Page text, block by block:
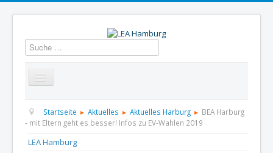
Suchen
Startseite Über uns Aktuelles Termine
Informationen
Startseite Aktuelles Aktuelles Harburg
BEA Harburg
- mit Eltern geht es besser! Infos zu EV-Wahlen 2019
LEA Hamburg